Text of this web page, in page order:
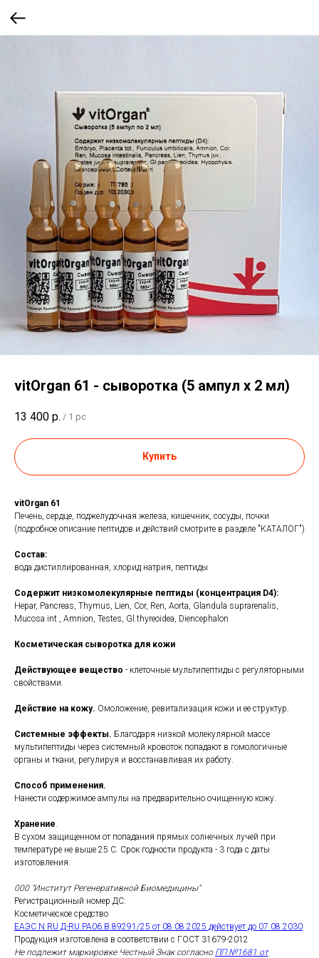
vitOrgan 61 - сыворотка (5 ампул x 2 мл)
13 400 р. / 1 pc
Купить
vitOrgan 61
Печень, сердце, поджелудочная железа, кишечник, сосуды, почки
(подробное описание пептидов и действий смотрите в разделе "КАТАЛОГ")
Состав:
вода дистиллированная, хлорид натрия, пептиды
Содержит низкомолекулярные пептиды (концентрация D4):
Hepar, Pancreas, Thymus, Lien, Cor, Ren, Aorta, Glandula suprarenalis,
Mucosa int., Amnion, Testes, Gl.thyreoidea, Diencephalon
Косметическая сыворотка для кожи
Действующее вещество - клеточные мультипептиды с регуляторными
свойствами.
Действие на кожу. Омоложение, ревитализация кожи и ее структур.
Системные эффекты. Благодаря низкой молекулярной массе
мультипептиды через системный кровоток попадают в гомологичные
органы и ткани, регулируя и восстанавливая их работу.
Способ применения.
Нанести содержимое ампулы на предварительно очищенную кожу.
Хранение
В сухом защищенном от попадания прямых солнечных лучей при
температуре не выше 25 С. Срок годности продукта - 3 года с даты
изготовления.
000 "Институт Регенеративной Биомедицины"
Регистрационный номер ДС:
Косметическое средство
ЕАЭС N RU Д-RU.РА06.В.89291/25 от 08.08.2025 действует до 07.08.2030
Продукция изготовлена в соответствии с ГОСТ 31679-2012
Не подлежит маркировке Честный Знак согласно ПП №1681 от